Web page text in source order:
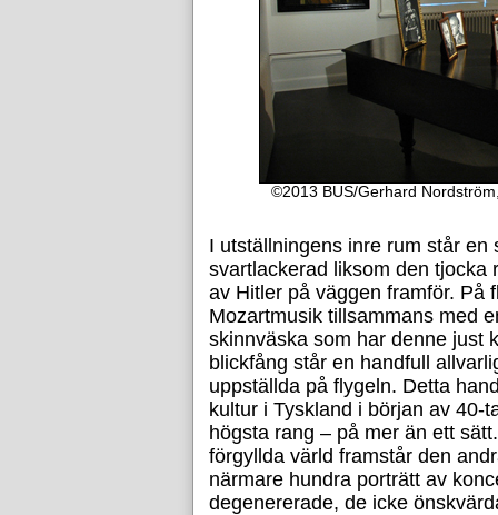
©2013 BUS/Gerhard
I utställningens inre rum står
svartlackerad liksom den tjocka
av Hitler på väggen framför. På
Mozartmusik tillsammans med
skinnväska som har denne just
blickfång står en handfull
uppställda på flygeln. Detta
kultur i Tyskland i början av 40-
högsta rang – på mer än ett
förgyllda värld framstår den
närmare hundra porträtt av
degenererade, de icke